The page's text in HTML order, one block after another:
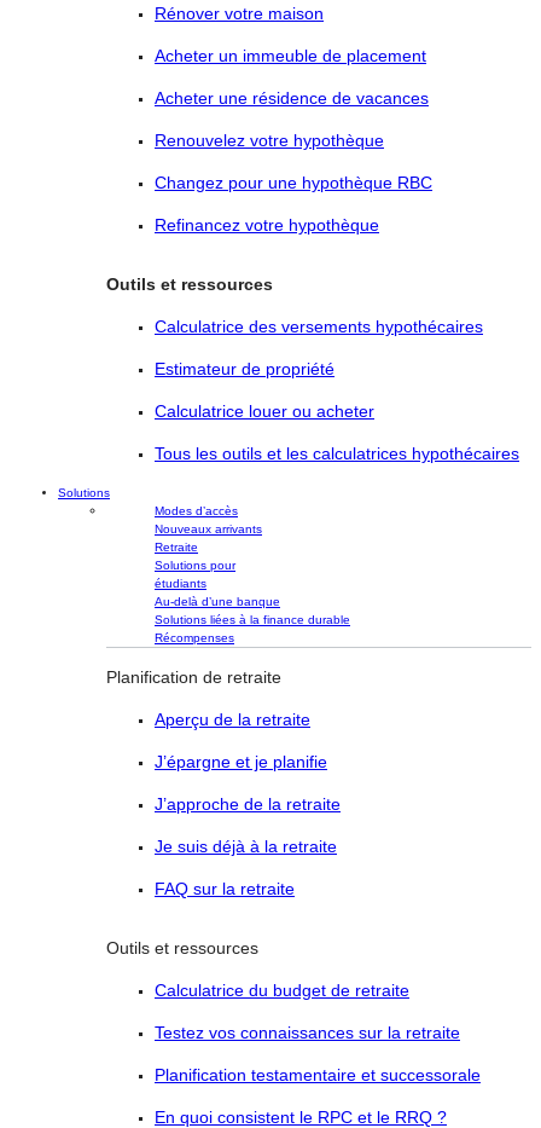
Rénover votre maison
Acheter un immeuble de placement
Acheter une résidence de vacances
Renouvelez votre hypothèque
Changez pour une hypothèque RBC
Refinancez votre hypothèque
Outils et ressources
Calculatrice des versements hypothécaires
Estimateur de propriété
Calculatrice louer ou acheter
Tous les outils et les calculatrices hypothécaires
Solutions
Modes d’accès
Nouveaux arrivants
Retraite
Solutions pour
étudiants
Au-delà d’une banque
Solutions liées à la finance durable
Récompenses
Planification de retraite
Aperçu de la retraite
J’épargne et je planifie
J’approche de la retraite
Je suis déjà à la retraite
FAQ sur la retraite
Outils et ressources
Calculatrice du budget de retraite
Testez vos connaissances sur la retraite
Planification testamentaire et successorale
En quoi consistent le RPC et le RRQ ?